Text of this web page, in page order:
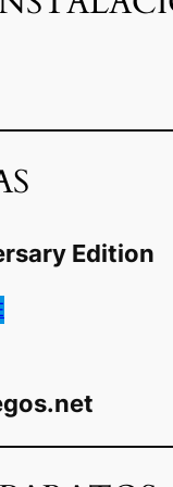
Edition